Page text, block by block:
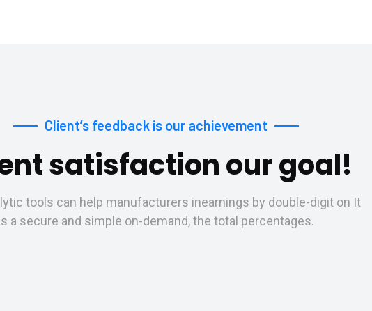
Client’s feedback is our achievement
satisfaction our goal!
tools can help manufacturers inearnings by double-digit on It
a secure and simple on-demand, the total percentages.